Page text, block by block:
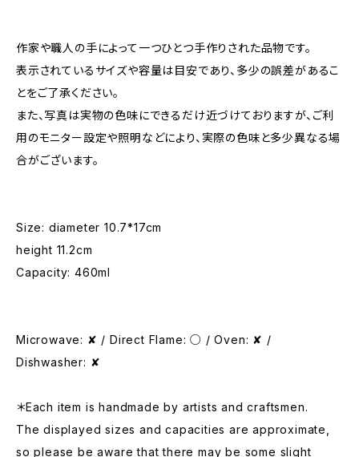
作家や職人の手によって一つひとつ手作りされた品物です。
表示されているサイズや容量は目安であり、多少の誤差があるこ
とをご了承ください。
また、写真は実物の色味にできるだけ近づけておりますが、ご利
用のモニター設定や照明などにより、実際の色味と多少異なる場
合がございます。
Size: diameter 10.7*17cm
height 11.2cm
Capacity: 460ml
Microwave: ✘ / Direct Flame: ○ / Oven: ✘ /
Dishwasher: ✘
＊Each item is handmade by artists and craftsmen.
The displayed sizes and capacities are approximate,
so please be aware that there may be some slight